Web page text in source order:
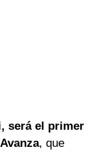
será el primer
, que